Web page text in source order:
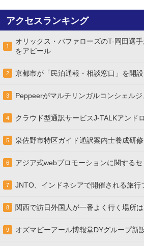
アクセスランキング
1
オリックス・バファローズのT-岡田選
をアピール
2 京都市が「民泊通報・相談窓口」を開設
3 Peppeerがマルチリンガルコンシェルジ
4 クラウド型通訳サービスJ-TALKアンド
5 泉佐野市特区ガイド通訳案内士養成研
6 アジア式webプロモーションに関する
7 JNTO、インドネシアで開催される旅行
8 関西で訪日外国人が一番よく行く場所
9 オズマピーアール博報堂DYグループ新